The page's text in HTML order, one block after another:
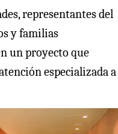
representantes del
y familias
un proyecto que
especializada a